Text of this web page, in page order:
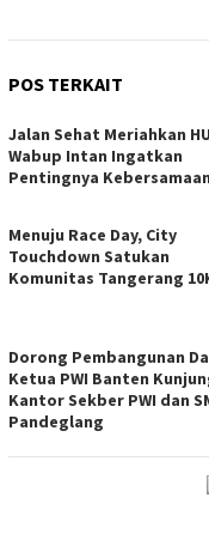
POS TERKAIT
Jalan Sehat Meriahkan
Wabup Intan Ingatkan
Pentingnya Kebersamaan
Menuju Race Day, City
Touchdown Satukan
Komunitas Tangerang
Dorong Pembangunan
Ketua PWI Banten
Kantor Sekber PWI dan
Pandeglang